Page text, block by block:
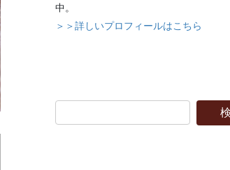
中。
＞＞詳しいプロフィールはこちら